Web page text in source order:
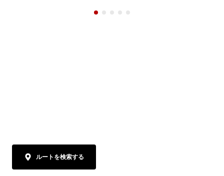
小岩でラーメンやらーめんのランチを探し
ルートを検索する